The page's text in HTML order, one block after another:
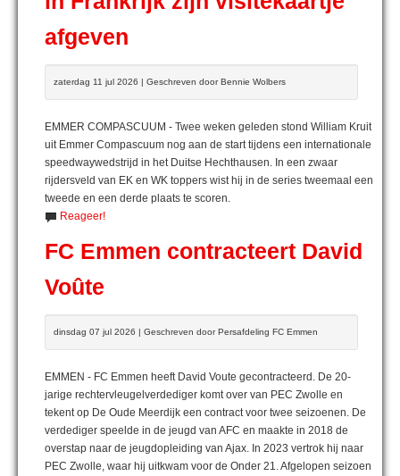
afgeven
zaterdag 11 jul 2026 | Geschreven door Bennie Wolbers
EMMER COMPASCUUM - Twee weken geleden stond William Kruit
uit Emmer Compascuum nog aan de start tijdens een internationale
speedwaywedstrijd in het Duitse Hechthausen. In een zwaar
rijdersveld van EK en WK toppers wist hij in de series tweemaal een
tweede en een derde plaats te scoren.
Reageer!
FC Emmen contracteert David
Voûte
dinsdag 07 jul 2026 | Geschreven door Persafdeling FC Emmen
EMMEN - FC Emmen heeft David Voute gecontracteerd. De 20-
jarige rechtervleugelverdediger komt over van PEC Zwolle en
tekent op De Oude Meerdijk een contract voor twee seizoenen. De
verdediger speelde in de jeugd van AFC en maakte in 2018 de
overstap naar de jeugdopleiding van Ajax. In 2023 vertrok hij naar
PEC Zwolle, waar hij uitkwam voor de Onder 21. Afgelopen seizoen